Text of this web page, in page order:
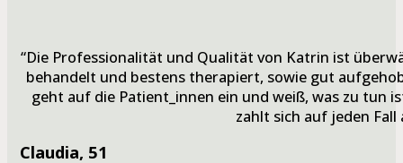
“Die Professionalität und Qualität von Katrin ist
behandelt und bestens therapiert, sowie gut
geht auf die Patient_innen ein und weiß, was zu tun
zahlt sich auf jeden Fall
Claudia, 51